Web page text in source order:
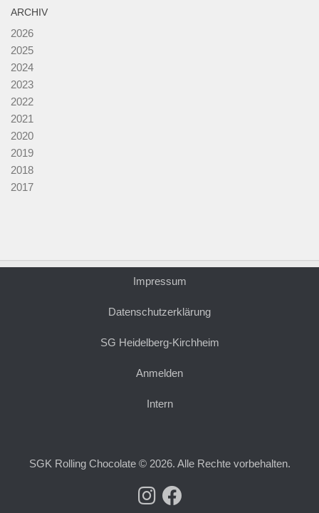
ARCHIV
2026
2025
2024
2023
2022
2021
2020
2019
2018
2017
Impressum
Datenschutzerklärung
SG Heidelberg-Kirchheim
Anmelden
Intern
SGK Rolling Chocolate © 2026. Alle Rechte vorbehalten.